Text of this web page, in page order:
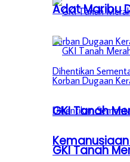
GKI Tanah
Adat Maribu
GKI Tanah